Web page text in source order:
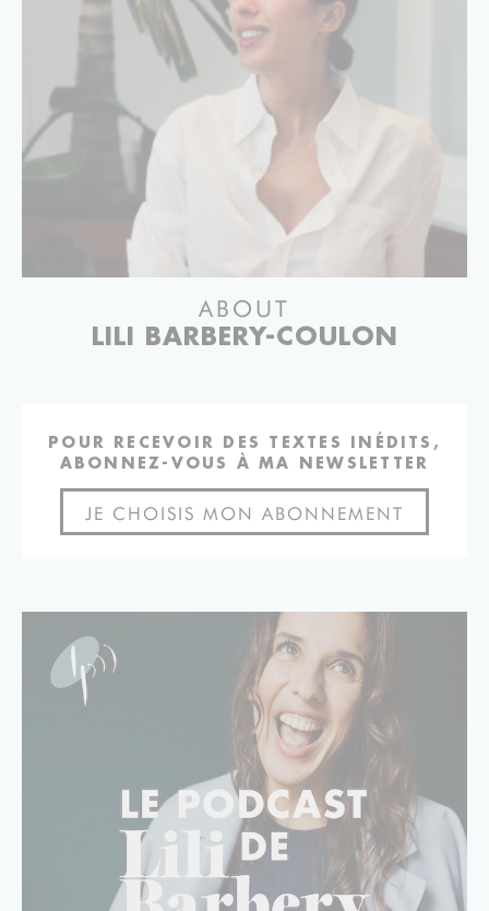
ABOUT
LILI BARBERY-COULON
POUR RECEVOIR DES TEXTES INÉDITS,
ABONNEZ-VOUS À MA NEWSLETTER
JE CHOISIS MON ABONNEMENT